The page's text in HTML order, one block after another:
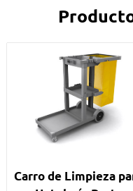
Carro de Limpieza